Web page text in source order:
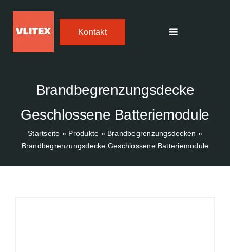
content
Kontakt
Toggle
FIREdown SprayJet HV
Temperature Tracker
Einsatzbereiche
Brandbegrenzungsdecke
Geschlossene Batteriemodule
Startseite » Produkte » Brandbegrenzungsdecken »
Brandbegrenzungsdecke Geschlossene Batteriemodule